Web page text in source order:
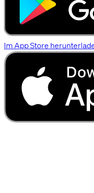
Im App Store